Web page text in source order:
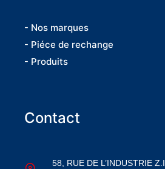
- Nos marques
- Piéce de rechange
- Produits
Contact
58, RUE DE L’INDUSTRIE